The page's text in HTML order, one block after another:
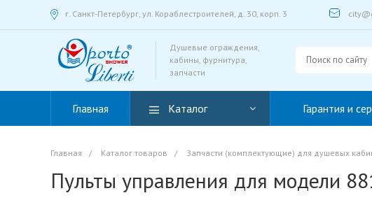
г. Санкт-Петербург, ул. Кораблестроителей, д. 30, корп. 3
Душевые ограждения,
кабины, фурнитура,
запчасти
Главная Каталог Гарантия и
Главная / Каталог товаров / Запчасти (комплектующие) для душевых
Пульты управления для модели